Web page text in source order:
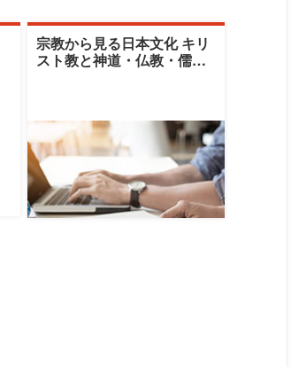
宗教から見る日本文化 キリ
スト教と神道・仏教・儒教